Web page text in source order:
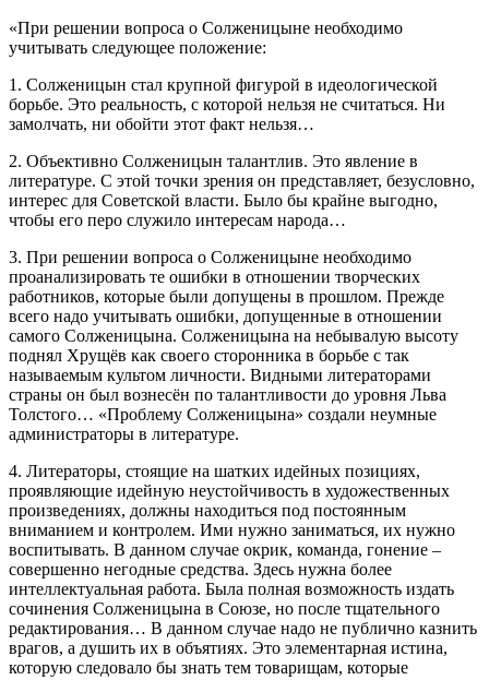
«При решении вопроса о Солженицыне необходимо
учитывать следующее положение:
1. Солженицын стал крупной фигурой в идеологической
борьбе. Это реальность, с которой нельзя не считаться. Ни
замолчать, ни обойти этот факт нельзя…
2. Объективно Солженицын талантлив. Это явление в
литературе. С этой точки зрения он представляет, безусловно,
интерес для Советской власти. Было бы крайне выгодно,
чтобы его перо служило интересам народа…
3. При решении вопроса о Солженицыне необходимо
проанализировать те ошибки в отношении творческих
работников, которые были допущены в прошлом. Прежде
всего надо учитывать ошибки, допущенные в отношении
самого Солженицына. Солженицына на небывалую высоту
поднял Хрущёв как своего сторонника в борьбе с так
называемым культом личности. Видными литераторами
страны он был вознесён по талантливости до уровня Льва
Толстого… «Проблему Солженицына» создали неумные
администраторы в литературе.
4. Литераторы, стоящие на шатких идейных позициях,
проявляющие идейную неустойчивость в художественных
произведениях, должны находиться под постоянным
вниманием и контролем. Ими нужно заниматься, их нужно
воспитывать. В данном случае окрик, команда, гонение –
совершенно негодные средства. Здесь нужна более
интеллектуальная работа. Была полная возможность издать
сочинения Солженицына в Союзе, но после тщательного
редактирования… В данном случае надо не публично казнить
врагов, а душить их в объятиях. Это элементарная истина,
которую следовало бы знать тем товарищам, которые